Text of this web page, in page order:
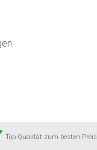
Top-Qualität zum besten Preis